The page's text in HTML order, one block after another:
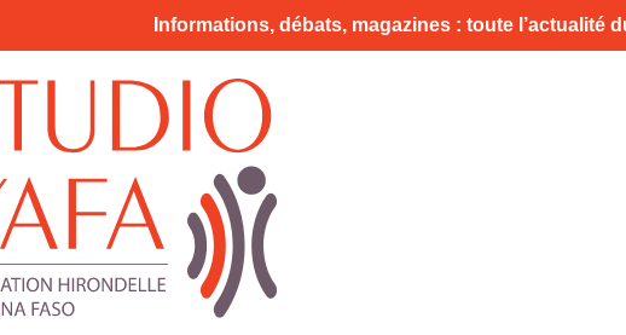
Informations, débats, magazines : toute l’actualité